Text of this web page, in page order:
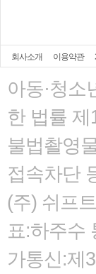
회사소개 이용약관
아동·청소
한 법률 제
불법촬영
접속차단
(주) 쉬프
표:하주수
가통신:제